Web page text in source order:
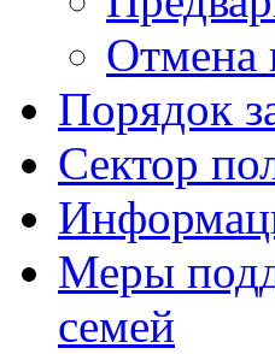
Отмена
Порядок
Сектор
Меры
семей